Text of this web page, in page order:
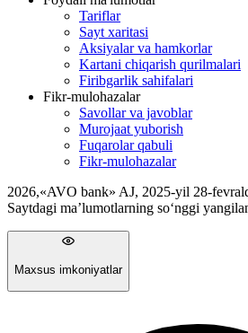
Tariflar
Sayt xaritasi
Aksiyalar va hamkorlar
Kartani chiqarish qurilmalari
Firibgarlik sahifalari
Fikr-mulohazalar
Savollar va javoblar
Murojaat yuborish
Fuqarolar qabuli
Fikr-mulohazalar
2026,«AVO bank» AJ, 2025-yil 28-
Saytdagi ma’lumotlarning so‘nggi
Maxsus imkoniyatlar